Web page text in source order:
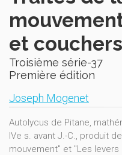
et couchers
Troisième série-37
Première édition
Joseph Mogenet
Autolycus de Pitane,
IVe s. avant J.-C., produit
mouvement" et "Les